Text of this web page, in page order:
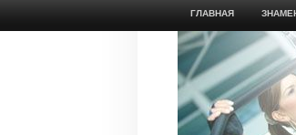
ГЛАВНАЯ